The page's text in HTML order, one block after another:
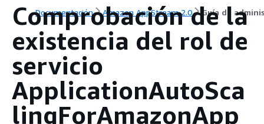
Documentación Amazon AppStream 2.0 Guía de
Comprobación de la
existencia del rol de
servicio
ApplicationAutoSca
lingForAmazonApp